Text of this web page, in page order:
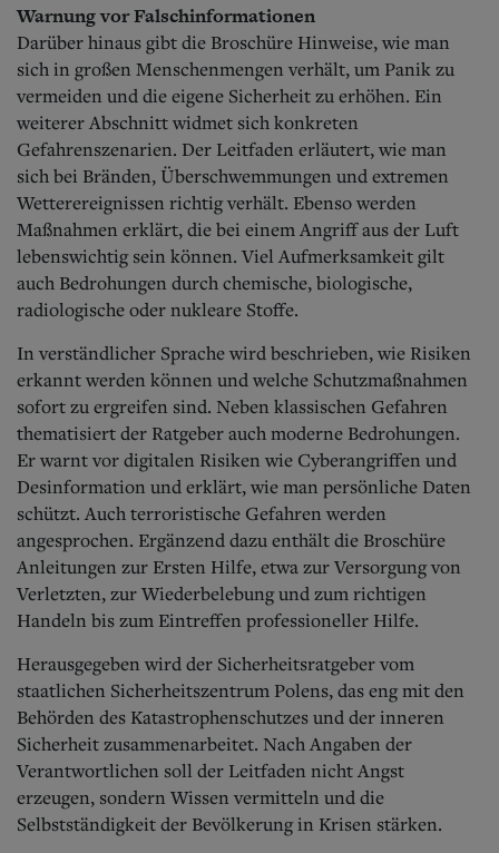
Warnung vor Falschinformationen
Darüber hinaus gibt die Broschüre Hinweise, wie man
sich in großen Menschenmengen verhält, um Panik zu
vermeiden und die eigene Sicherheit zu erhöhen. Ein
weiterer Abschnitt widmet sich konkreten
Gefahrenszenarien. Der Leitfaden erläutert, wie man
sich bei Bränden, Überschwemmungen und extremen
Wetterereignissen richtig verhält. Ebenso werden
Maßnahmen erklärt, die bei einem Angriff aus der Luft
lebenswichtig sein können. Viel Aufmerksamkeit gilt
auch Bedrohungen durch chemische, biologische,
radiologische oder nukleare Stoffe.
In verständlicher Sprache wird beschrieben, wie Risiken
erkannt werden können und welche Schutzmaßnahmen
sofort zu ergreifen sind. Neben klassischen Gefahren
thematisiert der Ratgeber auch moderne Bedrohungen.
Er warnt vor digitalen Risiken wie Cyberangriffen und
Desinformation und erklärt, wie man persönliche Daten
schützt. Auch terroristische Gefahren werden
angesprochen. Ergänzend dazu enthält die Broschüre
Anleitungen zur Ersten Hilfe, etwa zur Versorgung von
Verletzten, zur Wiederbelebung und zum richtigen
Handeln bis zum Eintreffen professioneller Hilfe.
Herausgegeben wird der Sicherheitsratgeber vom
staatlichen Sicherheitszentrum Polens, das eng mit den
Behörden des Katastrophenschutzes und der inneren
Sicherheit zusammenarbeitet. Nach Angaben der
Verantwortlichen soll der Leitfaden nicht Angst
erzeugen, sondern Wissen vermitteln und die
Selbstständigkeit der Bevölkerung in Krisen stärken.